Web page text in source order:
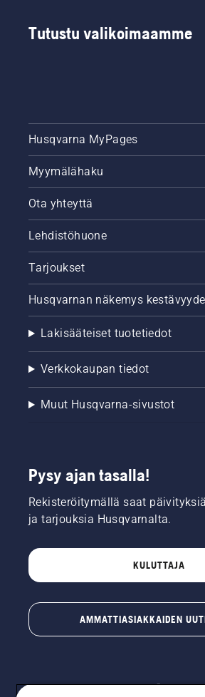
Tutustu valikoimaamme
Husqvarna MyPages
Myymälähaku
Ota yhteyttä
Lehdistöhuone
Tarjoukset
Husqvarnan näkemys
Lakisääteiset tuotetiedot
Verkkokaupan tiedot
Muut Husqvarna-sivustot
Pysy ajan tasalla!
Rekisteröitymällä saat
ja tarjouksia Husqvarnalta.
KULUTTAJA
AMMATTIASIAKKAIDEN